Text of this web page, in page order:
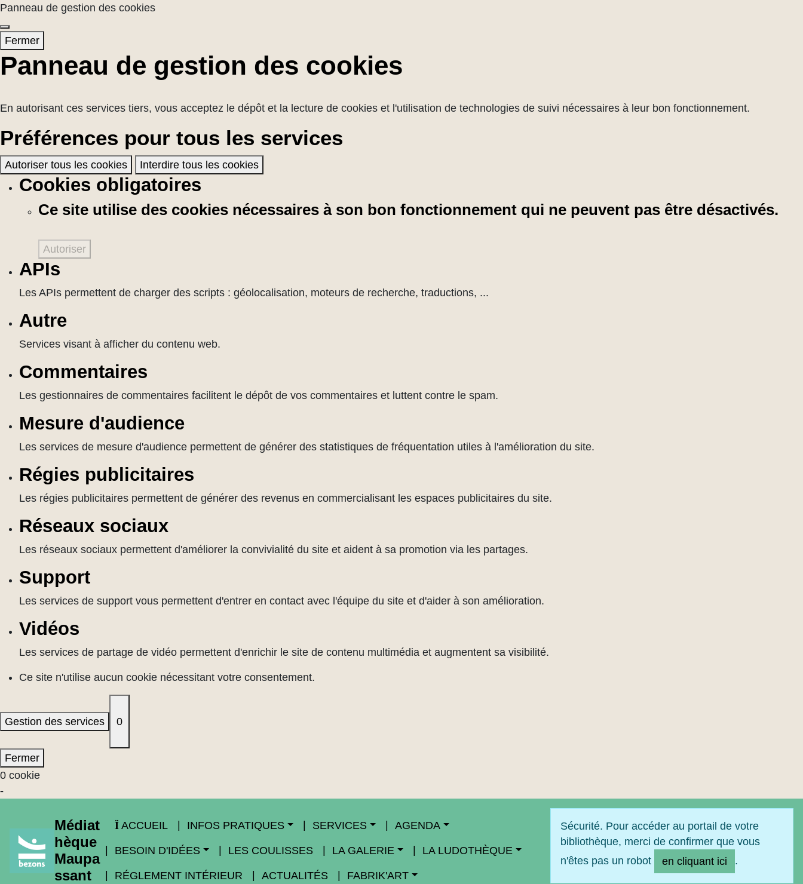
Panneau de gestion des cookies
Fermer
Panneau de gestion des cookies
En autorisant ces services tiers, vous acceptez le dépôt et la lecture de cookies et l'utilisation de technologies de suivi nécessaires à leur bon fonctionnement.
Préférences pour tous les services
Autoriser tous les cookies Interdire tous les cookies
Cookies obligatoires
Ce site utilise des cookies nécessaires à son bon fonctionnement qui ne peuvent pas être désactivés.
Autoriser
APIs
Les APIs permettent de charger des scripts : géolocalisation, moteurs de recherche, traductions, ...
Autre
Services visant à afficher du contenu web.
Commentaires
Les gestionnaires de commentaires facilitent le dépôt de vos commentaires et luttent contre le spam.
Mesure d'audience
Les services de mesure d'audience permettent de générer des statistiques de fréquentation utiles à l'amélioration du site.
Régies publicitaires
Les régies publicitaires permettent de générer des revenus en commercialisant les espaces publicitaires du site.
Réseaux sociaux
Les réseaux sociaux permettent d'améliorer la convivialité du site et aident à sa promotion via les partages.
Support
Les services de support vous permettent d'entrer en contact avec l'équipe du site et d'aider à son amélioration.
Vidéos
Les services de partage de vidéo permettent d'enrichir le site de contenu multimédia et augmentent sa visibilité.
Ce site n'utilise aucun cookie nécessitant votre consentement.
Gestion des services 0
Fermer
0 cookie
-
Médiat
hèque
Maupa
ssant
ACCUEIL INFOS PRATIQUES SERVICES AGENDA
BESOIN D'IDÉES LES COULISSES LA GALERIE LA LUDOTHÈQUE
RÉGLEMENT INTÉRIEUR ACTUALITÉS FABRIK'ART
Sécurité. Pour accéder au portail de votre
bibliothèque, merci de confirmer que vous
n'êtes pas un robot
en cliquant ici .